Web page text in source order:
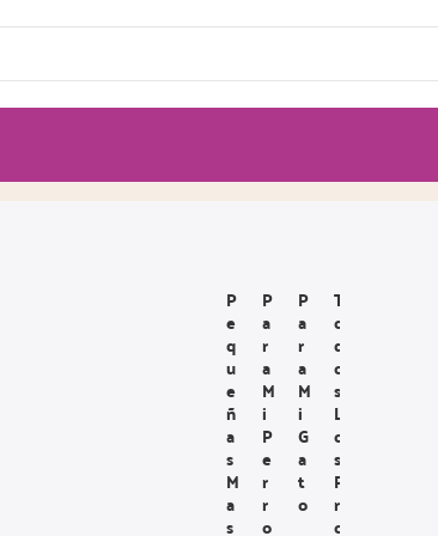
P
E
Q
U
E
Ñ
A
S
M
A
S
P
A
R
A
M
I
P
E
R
R
O
P
A
R
A
M
I
G
A
T
O
T
O
D
O
S
L
O
S
P
R
O